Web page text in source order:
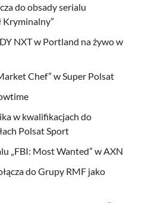
do obsady serialu
Kryminalny”
NXT w Portland na żywo w
Chef” w Super Polsat
w kwalifikacjach do
Polsat Sport
„FBI: Most Wanted” w AXN
do Grupy RMF jako